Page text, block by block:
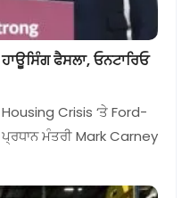
ਫੈਸਲਾ, ਓਨਟਾਰਿਓ
Crisis ‘ਤੇ Ford-
ਮੰਤਰੀ Mark Carney